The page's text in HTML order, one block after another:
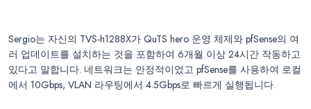
Sergio는 자신의 TVS-h1288X가 QuTS hero 운영 체제와 pfSense의 여
러 업데이트를 설치하는 것을 포함하여 6개월 이상 24시간 작동하고
있다고 말합니다. 네트워크는 안정적이었고 pfSense를 사용하여 로컬
에서 10Gbps, VLAN 라우팅에서 4.5Gbps로 빠르게 실행됩니다.